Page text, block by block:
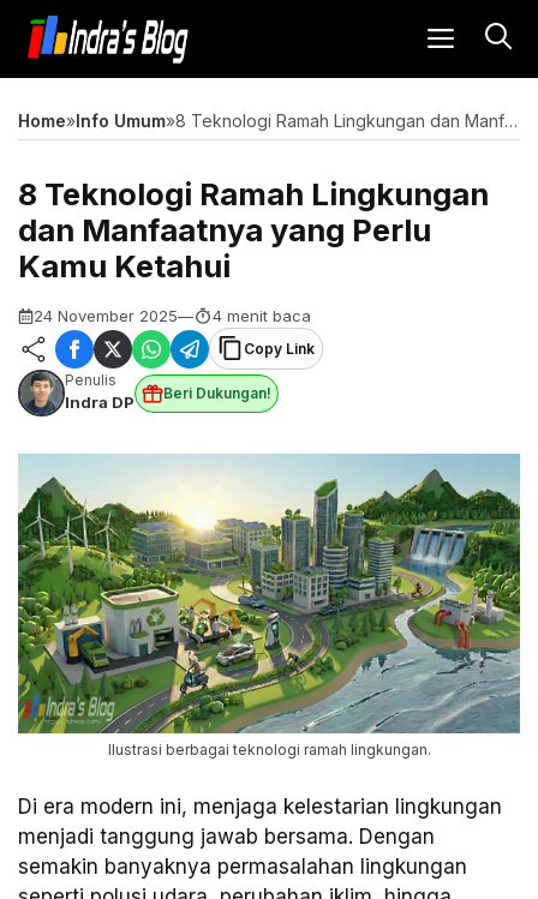
Langsung
isi
MENU
Home»Info Umum» 8 Teknologi Ramah Lingkungan dan Manfaatnya yang Perlu Kamu Ketahui
8 Teknologi Ramah Lingkungan
dan Manfaatnya yang Perlu
Kamu Ketahui
24 November 2025— 4 menit baca
Copy Link
Penulis
Indra DP Beri Dukungan!
Ilustrasi berbagai teknologi ramah lingkungan.
Di era modern ini, menjaga kelestarian lingkungan
menjadi tanggung jawab bersama. Dengan
semakin banyaknya permasalahan lingkungan